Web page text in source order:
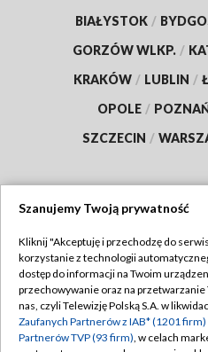
BIAŁYSTOK /
GORZÓW WLKP. /
KRAKÓW / LUBLIN /
OPOLE /
SZCZECIN /
Abonament TVP
Emisja w TVP
Centrum informacji TVP
Polityka
Szanujemy Twoją prywatność
Kliknij "Akceptuję i przechodzę do
korzystanie z technologii
dostęp do informacji na Twoim
przechowywanie oraz na
nas, czyli Telewizję Polską S.A. w
Zaufanych Partnerów z IAB* (1201 firm)
Partnerów TVP (93 firm), w celach